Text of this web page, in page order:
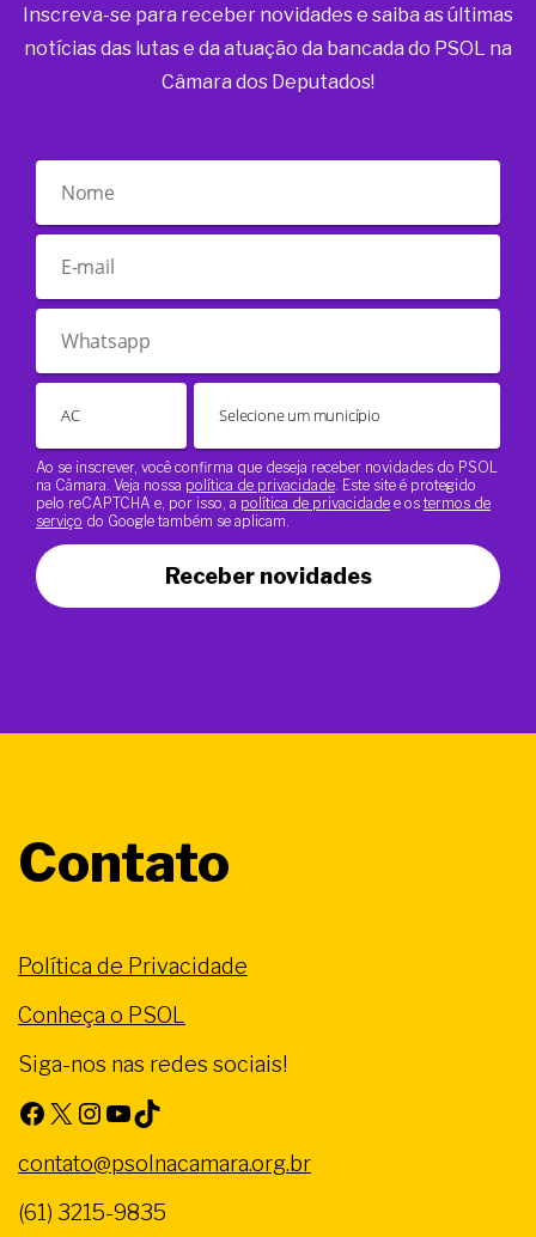
Inscreva-se para receber novidades e saiba as últimas
notícias das lutas e da atuação da bancada do PSOL na
Câmara dos Deputados!
Ao se inscrever, você confirma que deseja receber novidades do PSOL
na Câmara. Veja nossa política de privacidade . Este site é protegido
pelo reCAPTCHA e, por isso, a política de privacidade e os termos de
serviço do Google também se aplicam.
Receber novidades
Contato
Política de Privacidade
Conheça o PSOL
Siga-nos nas redes sociais!
Facebook X Instagram Youtube TikTok
contato@psolnacamara.org.br
(61) 3215-9835